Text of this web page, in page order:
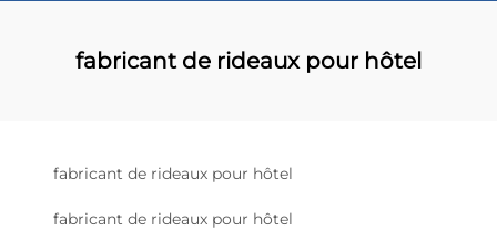
fabricant de rideaux pour hôtel
fabricant de rideaux pour hôtel
fabricant de rideaux pour hôtel